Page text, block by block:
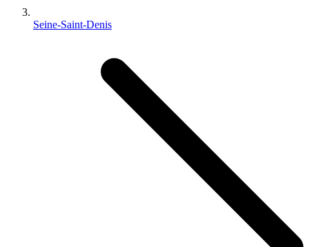
Seine-Saint-Denis